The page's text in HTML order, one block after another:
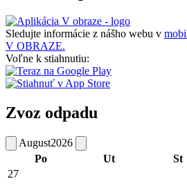
Sledujte informácie z nášho webu v
V OBRAZE.
Voľne k stiahnutiu:
Zvoz odpadu
August2026
Po
Ut St
27